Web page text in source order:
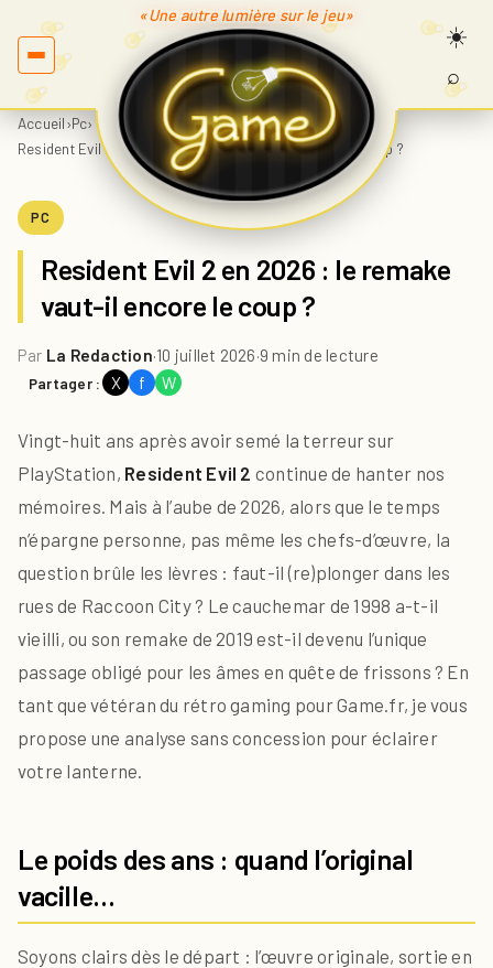
«Une autre lumière sur le jeu»
⌕
Accueil›Pc›
Resident Evil 2 en 2026 : le remake vaut-il encore le coup ?
PC
Resident Evil 2 en 2026 : le remake
vaut-il encore le coup ?
Par La Redaction·10 juillet 2026·9 min de lecture
Partager : X f W
Vingt-huit ans après avoir semé la terreur sur
PlayStation, Resident Evil 2 continue de hanter nos
mémoires. Mais à l’aube de 2026, alors que le temps
n’épargne personne, pas même les chefs-d’œuvre, la
question brûle les lèvres : faut-il (re)plonger dans les
rues de Raccoon City ? Le cauchemar de 1998 a-t-il
vieilli, ou son remake de 2019 est-il devenu l’unique
passage obligé pour les âmes en quête de frissons ? En
tant que vétéran du rétro gaming pour Game.fr, je vous
propose une analyse sans concession pour éclairer
votre lanterne.
Le poids des ans : quand l’original
vacille…
Soyons clairs dès le départ : l’œuvre originale, sortie en